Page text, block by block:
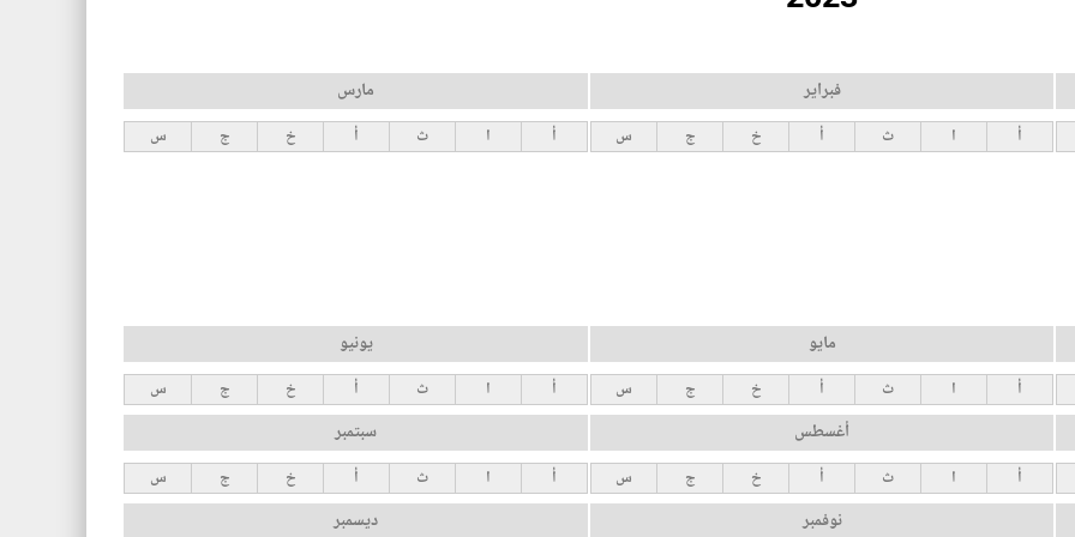
فبراير
أ ا ث أ خ ج س
مارس
أ ا ث أ خ ج س
مايو
أ ا ث أ خ ج س
يونيو
أ ا ث أ خ ج س
أغسطس
أ ا ث أ خ ج س
سبتمبر
أ ا ث أ خ ج س
نوفمبر ديسمبر